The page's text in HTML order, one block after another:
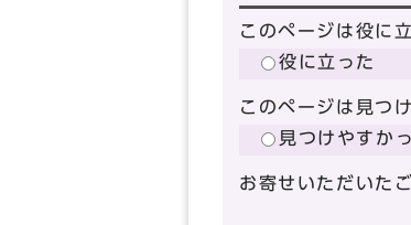
このページは役に
役に立った
このページは見つ
見つけやすか
お寄せいただいた